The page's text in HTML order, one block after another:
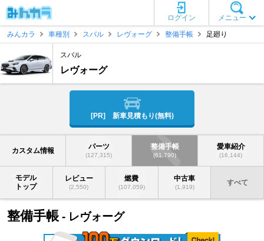
メニュー
ログイン
みんカラ
車種別 スバル レヴォーグ 整備手帳 足廻り
スバル
レヴォーグ
[PR] 新車見積もり(無料)
カスタム情報 パーツ
(127,315)
整備手帳
(61,790)
愛車紹介
(16,144)
モデル
トップ
レビュー
(2,550)
燃費
(107,059)
中古車
(1,919)
すべて
整備手帳 - レヴォーグ